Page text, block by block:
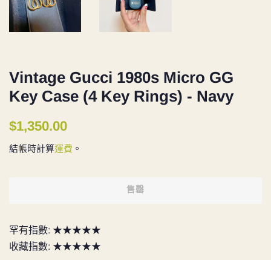
Vintage Gucci 1980s Micro GG
Key Case (4 Key Rings) - Navy
定
$1,350.00
結帳時計算運費 。
售罄
罕有指數: ★★★★★
收藏指數: ★★★★★